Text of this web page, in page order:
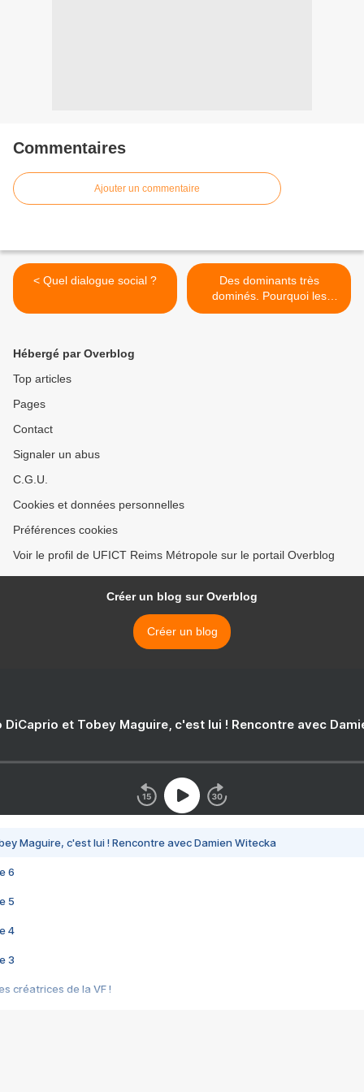
Commentaires
Ajouter un commentaire
< Quel dialogue social ?
Des dominants très
dominés. Pourquoi les
cadres acceptent leur
Hébergé par Overblog
Top articles
Pages
Contact
Signaler un abus
C.G.U.
Cookies et données personnelles
Préférences cookies
Voir le profil de UFICT Reims Métropole sur le portail Overblog
Créer un blog sur Overblog
Créer un blog
DiCaprio et Tobey Maguire, c'est lui ! Rencontre avec
Maguire, c'est lui ! Rencontre avec Damien Witecka
6
5
4
3
créatrices de la VF !